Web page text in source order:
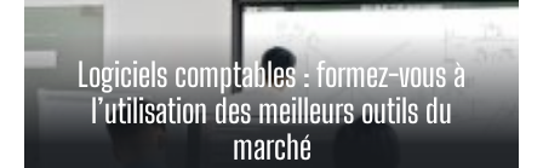
Logiciels comptables : formez-vous à
l’utilisation des meilleurs outils du
marché